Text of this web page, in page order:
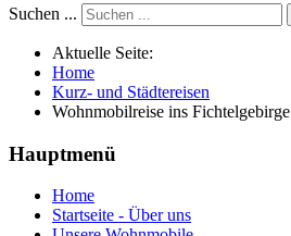
Suchen ...
Aktuelle Seite:
Home
Kurz- und Städtereisen
Wohnmobilreise ins Fichtelgebirge
Hauptmenü
Home
Startseite - Über uns